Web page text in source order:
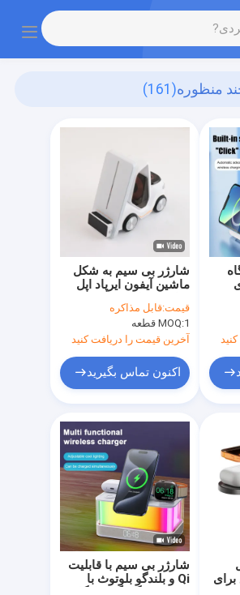
منظوره(161)
شارژر بی سیم به شکل
ماشین آیفون ایرپاد اپل
قیمت:قابل مذاکره
MOQ:1 قطعه
آخرین قیمت را دریافت کنید
اکنون تماس بگیرید
شارژر بی سیم با قابلیت
Qi و بلندگو بلوتوث با